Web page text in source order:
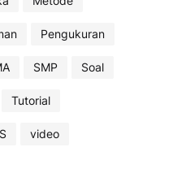
Pengukuran
SMP Soal
Tutorial
video